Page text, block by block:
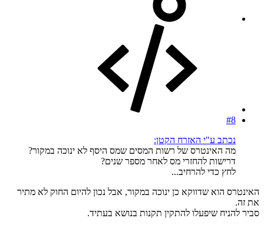
#8
נכתב ע"י האזרח הקטן:
מה האינטרס של רשות המסים שמס היסף לא ינוכה במקור?
דרישות להחזרי מס לאחר מספר שנים?
לחץ כדי להרחיב...
האינטרס הוא שדווקא כן ינוכה במקור, אבל נכון להיום החוק לא מתיר
את זה.
סביר להניח שיפעלו להתקין תקנות בנושא בעתיד.